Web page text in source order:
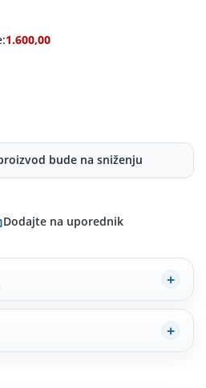
1.600,00
bude na sniženju
Dodajte na uporednik